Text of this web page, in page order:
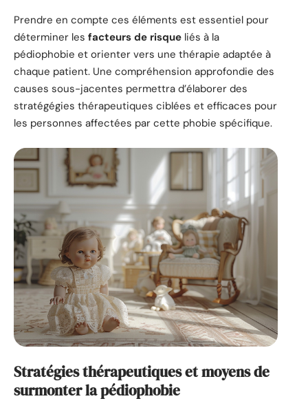
Prendre en compte ces éléments est essentiel pour
déterminer les facteurs de risque liés à la
pédiophobie et orienter vers une thérapie adaptée à
chaque patient. Une compréhension approfondie des
causes sous-jacentes permettra d’élaborer des
stratégégies thérapeutiques ciblées et efficaces pour
les personnes affectées par cette phobie spécifique.
Stratégies thérapeutiques et moyens de
surmonter la pédiophobie